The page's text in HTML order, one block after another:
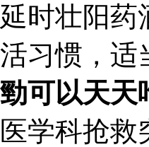
延时壮阳药
活习惯，适
勁可以天天
医学科抢